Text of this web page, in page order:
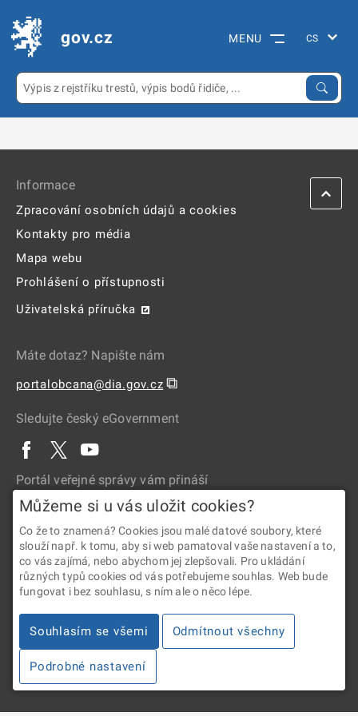
gov.cz MENU
Informace
Zpracování osobních údajů a cookies
Kontakty pro média
Mapa webu
Prohlášení o přístupnosti
Uživatelská příručka
Máte dotaz? Napište nám
portalobcana@dia.gov.cz ⧉
Sledujte český eGovernment
Portál veřejné správy vám přináší
2026 © Digitální a informační agentura • Informace jsou poskytovány
v souladu se zákonem č. 106/1999 Sb., o svobodném přístupu
Verze 4.2.288
Můžeme si u vás uložit cookies?
Co že to znamená? Cookies jsou malé datové soubory, které
slouží např. k tomu, aby si web pamatoval vaše nastavení a to,
co vás zajímá, nebo abychom jej zlepšovali. Pro ukládání
různých typů cookies od vás potřebujeme souhlas. Web bude
fungovat i bez souhlasu, s ním ale o něco lépe.
Souhlasím se všemi Odmítnout všechny
Podrobné nastavení